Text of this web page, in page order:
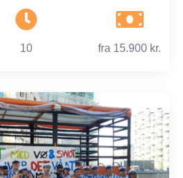
10 fra 15.900 kr.